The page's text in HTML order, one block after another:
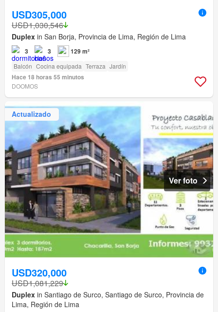
USD305,000
USD1,030,546
Duplex in San Borja, Provincia de Lima, Región de Lima
3 3 129 m²
Balcón Cocina equipada Terraza Jardín
Hace 18 horas 55 minutos
DOOMOS
Actualizado
Ver foto
USD320,000
USD1,081,229
Duplex in Santiago de Surco, Santiago de Surco, Provincia de
Lima, Región de Lima